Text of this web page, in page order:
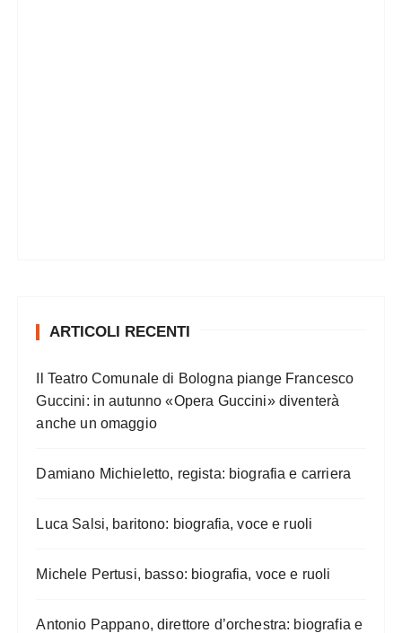
ARTICOLI RECENTI
Il Teatro Comunale di Bologna piange Francesco
Guccini: in autunno «Opera Guccini» diventerà
anche un omaggio
Damiano Michieletto, regista: biografia e carriera
Luca Salsi, baritono: biografia, voce e ruoli
Michele Pertusi, basso: biografia, voce e ruoli
Antonio Pappano, direttore d’orchestra: biografia e